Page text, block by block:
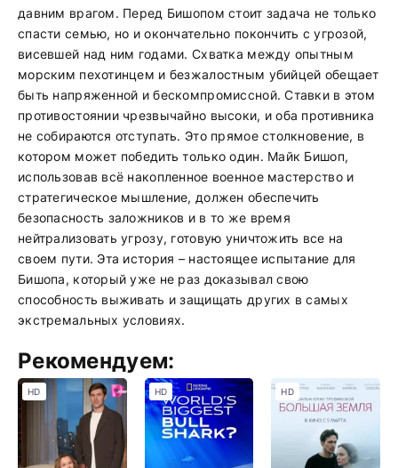
давним врагом. Перед Бишопом стоит задача не только
спасти семью, но и окончательно покончить с угрозой,
висевшей над ним годами. Схватка между опытным
морским пехотинцем и безжалостным убийцей обещает
быть напряженной и бескомпромиссной. Ставки в этом
противостоянии чрезвычайно высоки, и оба противника
не собираются отступать. Это прямое столкновение, в
котором может победить только один. Майк Бишоп,
использовав всё накопленное военное мастерство и
стратегическое мышление, должен обеспечить
безопасность заложников и в то же время
нейтрализовать угрозу, готовую уничтожить все на
своем пути. Эта история – настоящее испытание для
Бишопа, который уже не раз доказывал свою
способность выживать и защищать других в самых
экстремальных условиях.
Рекомендуем:
HD HD HD